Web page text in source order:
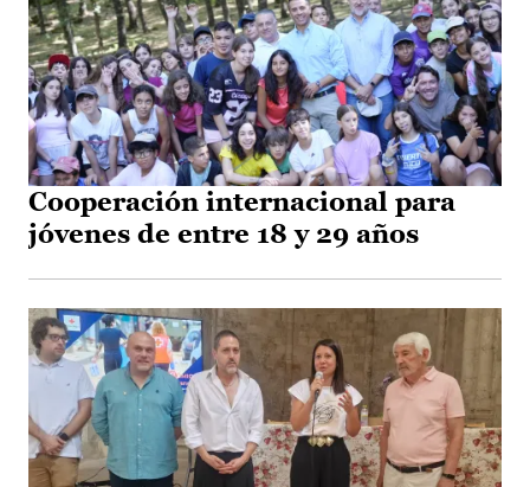
Cooperación internacional para
jóvenes de entre 18 y 29 años